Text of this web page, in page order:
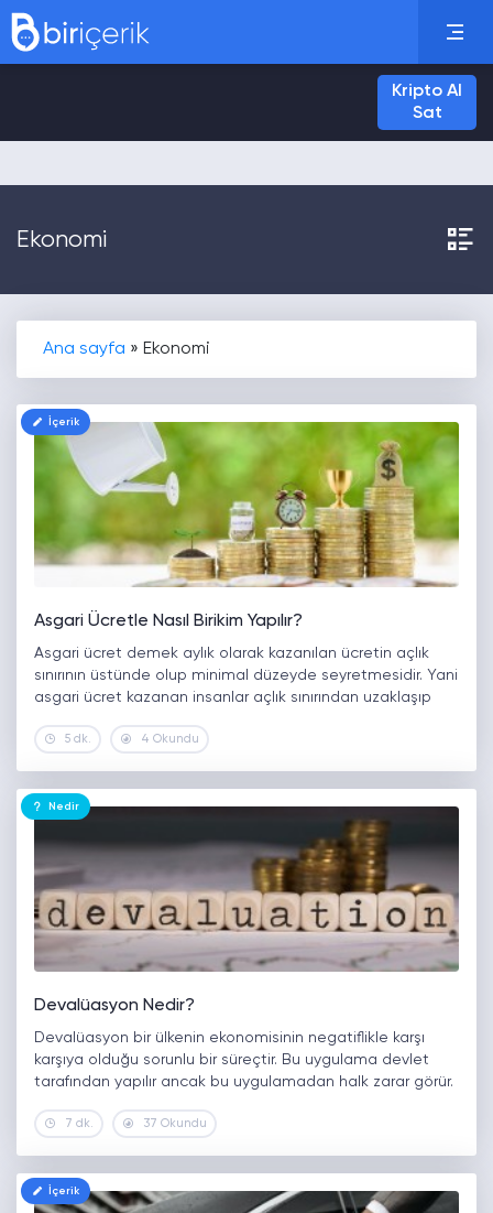
Kripto Al
Sat
Ekonomi
Ana sayfa » Ekonomi
İçerik
Asgari Ücretle Nasıl Birikim Yapılır?
Asgari ücret demek aylık olarak kazanılan ücretin açlık
sınırının üstünde olup minimal düzeyde seyretmesidir. Yani
asgari ücret kazanan insanlar açlık sınırından uzaklaşıp
kazanmak demek hayatın hep ince…
5 dk. 4 Okundu
Nedir
Devalüasyon Nedir?
Devalüasyon bir ülkenin ekonomisinin negatiflikle karşı
karşıya olduğu sorunlu bir süreçtir. Bu uygulama devlet
tarafından yapılır ancak bu uygulamadan halk zarar görür.
cari açığı ve olumsuz giden maddi kaynakları…
7 dk. 37 Okundu
İçerik